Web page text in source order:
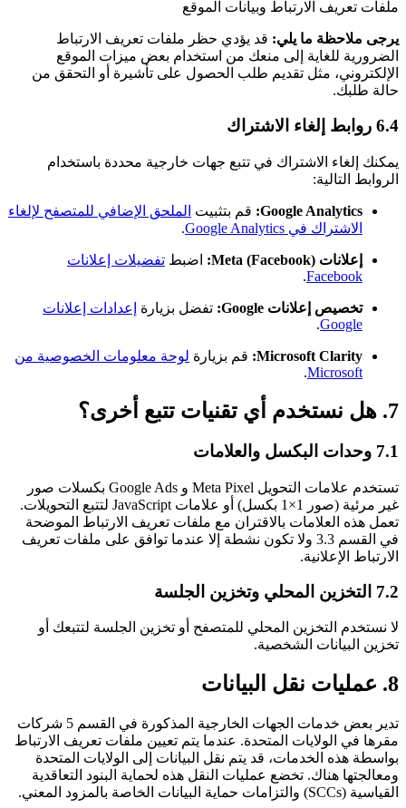
ملفات تعريف الارتباط وبيانات الموقع
يرجى ملاحظة ما يلي: قد يؤدي حظر ملفات تعريف الارتباط
الضرورية للغاية إلى منعك من استخدام بعض ميزات الموقع
الإلكتروني، مثل تقديم طلب الحصول على تأشيرة أو التحقق من
حالة طلبك.
6.4 روابط إلغاء الاشتراك
يمكنك إلغاء الاشتراك في تتبع جهات خارجية محددة باستخدام
الروابط التالية:
Google Analytics: قم بتثبيت الملحق الإضافي للمتصفح لإلغاء
الاشتراك في Google Analytics
.
إعلانات Meta (Facebook): اضبط تفضيلات إعلانات
Facebook
.
تخصيص إعلانات Google: تفضل بزيارة
إعدادات إعلانات
Google
.
Microsoft Clarity: قم بزيارة لوحة معلومات الخصوصية من
Microsoft
.
7. هل نستخدم أي تقنيات تتبع أخرى؟
7.1 وحدات البكسل والعلامات
تستخدم علامات التحويل Meta Pixel و Google Ads بكسلات صور
غير مرئية (صور 1×1 بكسل) أو علامات JavaScript لتتبع التحويلات.
تعمل هذه العلامات بالاقتران مع ملفات تعريف الارتباط الموضحة
في القسم 3.3 ولا تكون نشطة إلا عندما توافق على ملفات تعريف
الارتباط الإعلانية.
7.2 التخزين المحلي وتخزين الجلسة
لا نستخدم التخزين المحلي للمتصفح أو تخزين الجلسة لتتبعك أو
تخزين البيانات الشخصية.
8. عمليات نقل البيانات
تدير بعض خدمات الجهات الخارجية المذكورة في القسم 5 شركات
مقرها في الولايات المتحدة. عندما يتم تعيين ملفات تعريف الارتباط
بواسطة هذه الخدمات، قد يتم نقل البيانات إلى الولايات المتحدة
ومعالجتها هناك. تخضع عمليات النقل هذه لحماية البنود التعاقدية
القياسية (SCCs) والتزامات حماية البيانات الخاصة بالمزود المعني.